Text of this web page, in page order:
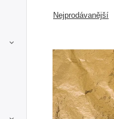
Nejprodávanější